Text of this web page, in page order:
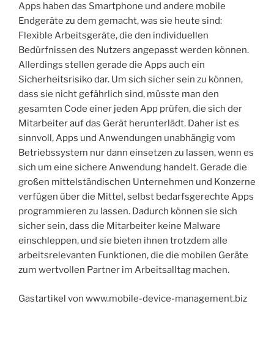
Apps haben das Smartphone und andere mobile
Endgeräte zu dem gemacht, was sie heute sind:
Flexible Arbeitsgeräte, die den individuellen
Bedürfnissen des Nutzers angepasst werden können.
Allerdings stellen gerade die Apps auch ein
Sicherheitsrisiko dar. Um sich sicher sein zu können,
dass sie nicht gefährlich sind, müsste man den
gesamten Code einer jeden App prüfen, die sich der
Mitarbeiter auf das Gerät herunterlädt. Daher ist es
sinnvoll, Apps und Anwendungen unabhängig vom
Betriebssystem nur dann einsetzen zu lassen, wenn es
sich um eine sichere Anwendung handelt. Gerade die
großen mittelständischen Unternehmen und Konzerne
verfügen über die Mittel, selbst bedarfsgerechte Apps
programmieren zu lassen. Dadurch können sie sich
sicher sein, dass die Mitarbeiter keine Malware
einschleppen, und sie bieten ihnen trotzdem alle
arbeitsrelevanten Funktionen, die die mobilen Geräte
zum wertvollen Partner im Arbeitsalltag machen.
Gastartikel von www.mobile-device-management.biz